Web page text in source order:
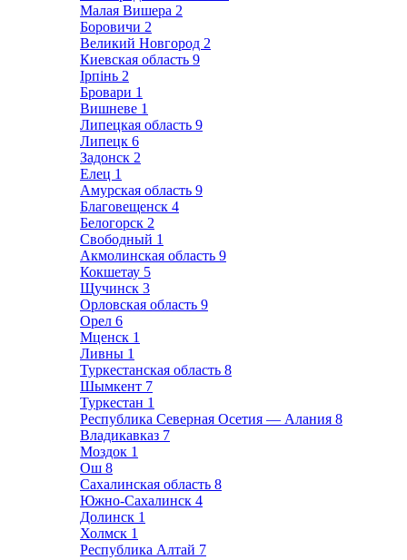
Малая Вишера 2
Боровичи 2
Великий Новгород 2
Киевская область 9
Ірпінь 2
Бровари 1
Вишневе 1
Липецкая область 9
Липецк 6
Задонск 2
Елец 1
Амурская область 9
Благовещенск 4
Белогорск 2
Свободный 1
Акмолинская область 9
Кокшетау 5
Щучинск 3
Орловская область 9
Орел 6
Мценск 1
Ливны 1
Туркестанская область 8
Шымкент 7
Туркестан 1
Республика Северная Осетия — Алания 8
Владикавказ 7
Моздок 1
Ош 8
Сахалинская область 8
Южно-Сахалинск 4
Долинск 1
Холмск 1
Республика Алтай 7